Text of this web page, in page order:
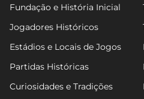
Fundação e História Inicial
Jogadores Históricos
Estádios e Locais de Jogos
Partidas Históricas
Curiosidades e Tradições